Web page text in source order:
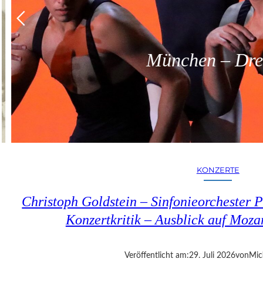
München –
KONZERTE
Christoph Goldstein – Sinfonieorchester
Konzertkritik – Ausblick auf
Veröffentlicht am:29. Juli 2026von